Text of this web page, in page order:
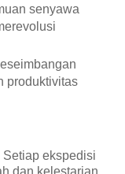
senyawa
produktivitas
Setiap ekspedisi